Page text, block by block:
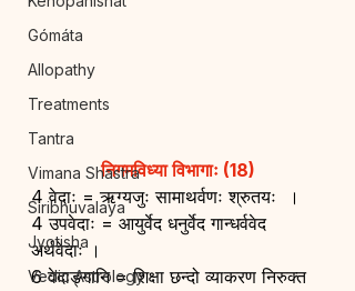
Gómáta
Allopathy
Treatments
Tantra
Vimana Shastra
Siribhuvalaya
Jyotisha
Vedic Astrology
निगमविध्या विभागाः (18)
4 वेदाः = ऋग्यजुः सामाथर्वणः श्रुतयः  ।
4 उपवेदाः = आयुर्वेद धनुर्वेद गान्धर्ववेद
अर्थवेदाः ।
6 वेदाङ्गानि = शिक्षा छन्दो व्याकरण निरुक्त